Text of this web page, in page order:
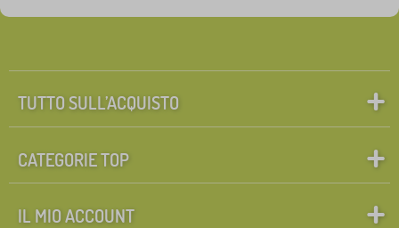
TUTTO SULL’ACQUISTO
CATEGORIE TOP
IL MIO ACCOUNT